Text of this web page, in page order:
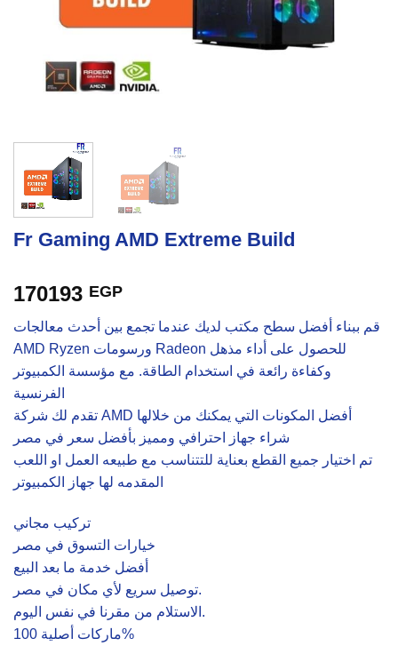
Fr Gaming AMD Extreme Build
170193 EGP
قم ببناء أفضل سطح مكتب لديك عندما تجمع بين أحدث معالجات
AMD Ryzen ورسومات Radeon للحصول على أداء مذهل
وكفاءة رائعة في استخدام الطاقة. مع مؤسسة الكمبيوتر
الفرنسية
تقدم لك شركة AMD أفضل المكونات التي يمكنك من خلالها
شراء جهاز احترافي ومميز بأفضل سعر في مصر
تم اختيار جميع القطع بعناية للتتناسب مع طبيعه العمل او اللعب
المقدمه لها جهاز الكمبيوتر
تركيب مجاني
خيارات التسوق في مصر
أفضل خدمة ما بعد البيع
توصيل سريع لأي مكان في مصر.
الاستلام من مقرنا في نفس اليوم.
ماركات أصلية 100%